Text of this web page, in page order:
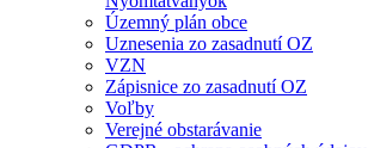
Územný plán obce
Uznesenia zo zasadnutí OZ
VZN
Zápisnice zo zasadnutí OZ
Voľby
Verejné obstarávanie